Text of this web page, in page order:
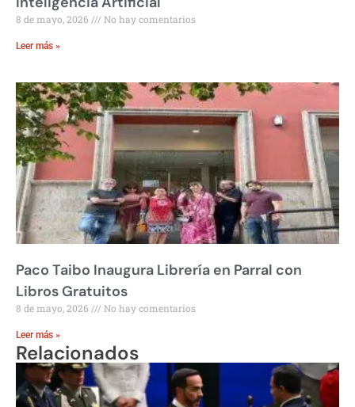
8 de mayo, 2026 No hay comentarios
Leer más »
Paco Taibo Inaugura Librería en Parral con
Libros Gratuitos
8 de mayo, 2026 No hay comentarios
Leer más »
Relacionados